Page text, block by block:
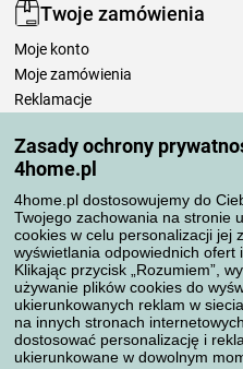
Zasady ochrony
4home.pl
4home.pl dostosowujemy do
Twojego zachowania na stronie
cookies w celu personalizacji jej
wyświetlania odpowiednich ofert
Klikając przycisk „Rozumiem”,
używanie plików cookies do
ukierunkowanych reklam w
na innych stronach
dostosować personalizację i
ukierunkowane w dowolnym
Twoje zamówienia
Moje konto
Moje zamówienia
Reklamacje
Zasady przetwarzania recenzji
Sposoby transportu
Metody płatności
Niezawodny sklep